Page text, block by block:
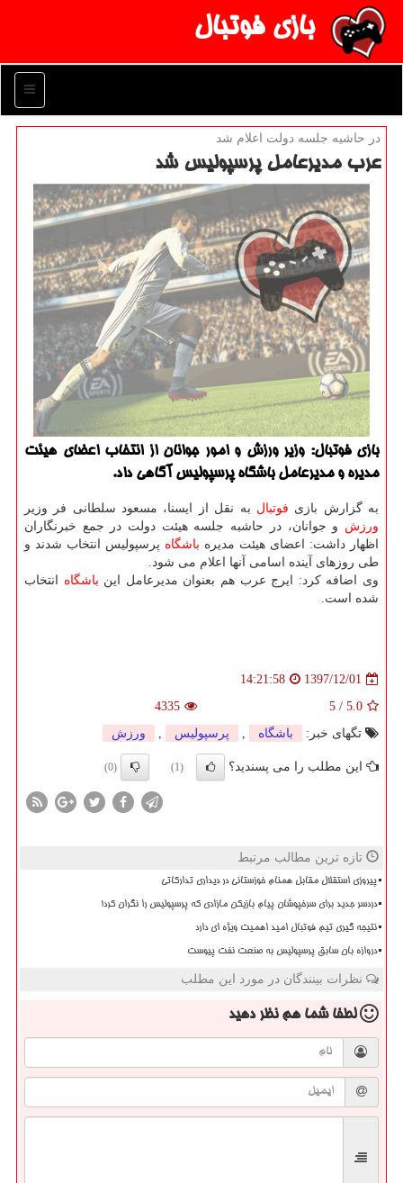
بازی فوتبال
منو
در حاشیه جلسه دولت اعلام شد
عرب مدیرعامل پرسپولیس شد
بازی فوتبال: وزیر ورزش و امور جوانان از انتخاب اعضای هیئت
مدیره و مدیرعامل باشگاه پرسپولیس آگاهی داد.
به گزارش بازی فوتبال به نقل از ایسنا، مسعود سلطانی فر وزیر
ورزش و جوانان، در حاشبه جلسه هیئت دولت در جمع خبرنگاران
اظهار داشت: اعضای هیئت مدیره باشگاه پرسپولیس انتخاب شدند و
طی روزهای آینده اسامی آنها اعلام می شود.
وی اضافه كرد: ایرج عرب هم بعنوان مدیرعامل این باشگاه انتخاب
شده است.
1397/12/01
14:21:58
5.0
/
5
4335
تگهای خبر:
باشگاه , پرسپولیس , ورزش
این مطلب را می پسندید؟ (1)
(0)
تازه ترین مطالب مرتبط
پیروزی استقلال مقابل همنام خوزستانی در دیداری تدارکاتی
دردسر جدید برای سرخپوشان پیام بازیکن مازادی که پرسپولیس را نگران کرد!
نتیجه گیری تیم فوتبال امید اهمیت ویژه ای دارد
دروازه بان سابق پرسپولیس به صنعت نفت پیوست
نظرات بینندگان در مورد این مطلب
لطفا شما همنظر دهید